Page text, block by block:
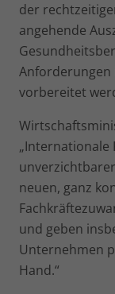
der
angehende
Anforderungen
vorbereitet
„Internationale
neuen, ganz
und geben
Unternehmen
Hand.“